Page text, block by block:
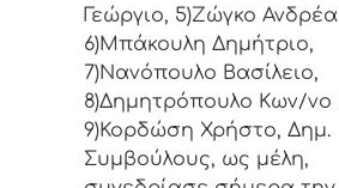
Γεώργιο, 5)Ζώγκο
6)Μπάκουλη Δημήτριο,
7)Νανόπουλο Βασίλειο,
8)Δημητρόπουλο Κων/νο
9)Κορδώση Χρήστο, Δημ.
Συμβoύλoυς, ως μέλη,